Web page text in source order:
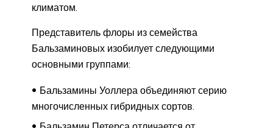
климатом.
Представитель флоры из семейства
Бальзаминовых изобилует следующими
основными группами:
Бальзамины Уоллера объединяют серию
многочисленных гибридных сортов.